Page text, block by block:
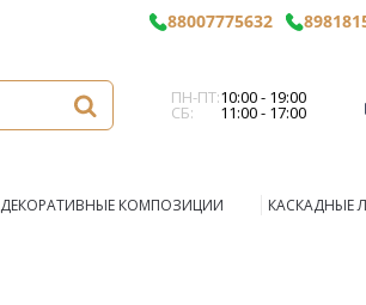
88007775632
ПН-ПТ:10:00 - 19:00
СБ: 11:00 - 17:00
ДЕКОРАТИВНЫЕ КОМПОЗИЦИИ КАСКАДНЫЕ